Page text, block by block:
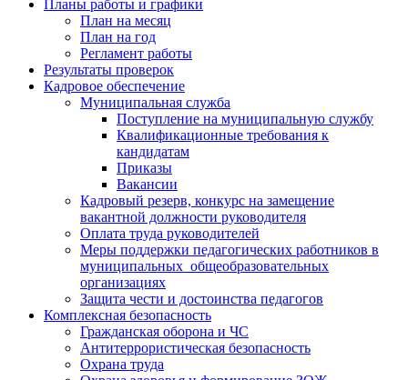
Планы работы и графики
План на месяц
План на год
Регламент работы
Результаты проверок
Кадровое обеспечение
Муниципальная служба
Поступление на муниципальную службу
Квалификационные требования к
кандидатам
Приказы
Вакансии
Кадровый резерв, конкурс на замещение
вакантной должности руководителя
Оплата труда руководителей
Меры поддержки педагогических работников в
муниципальных общеобразовательных
организациях
Защита чести и достоинства педагогов
Комплексная безопасность
Гражданская оборона и ЧС
Антитеррористическая безопасность
Охрана труда